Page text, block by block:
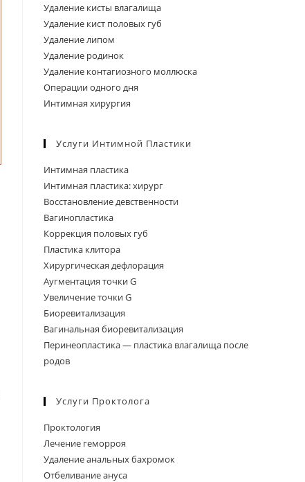
Удаление кисты влагалища
Удаление кист половых губ
Удаление липом
Удаление родинок
Удаление контагиозного моллюска
Операции одного дня
Интимная хирургия
Услуги Интимной Пластики
Интимная пластика
Интимная пластика: хирург
Восстановление девственности
Вагинопластика
Коррекция половых губ
Пластика клитора
Хирургическая дефлорация
Аугментация точки G
Увеличение точки G
Биоревитализация
Вагинальная биоревитализация
Перинеопластика — пластика влагалища после
родов
Услуги Проктолога
Проктология
Лечение геморроя
Удаление анальных бахромок
Отбеливание ануса